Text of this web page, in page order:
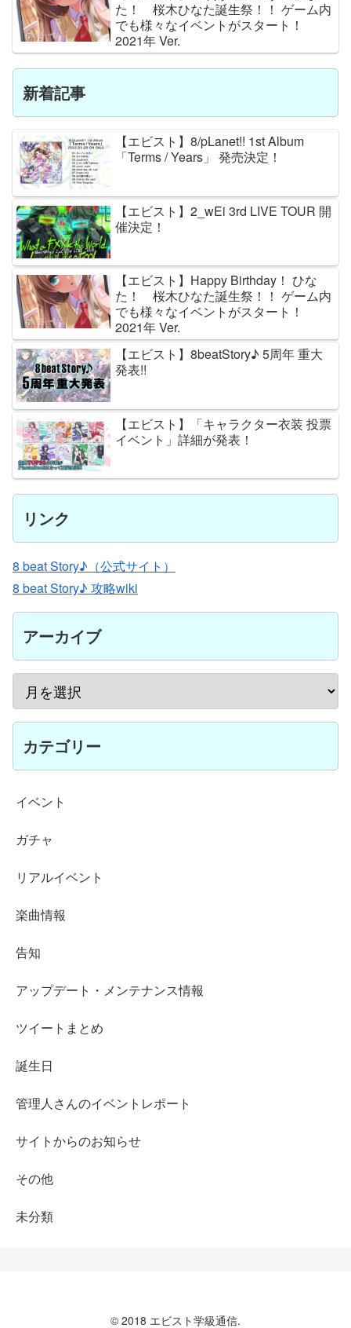
た！ 桜木ひなた誕生祭！！ ゲーム内
でも様々なイベントがスタート！
2021年 Ver.
新着記事
【エビスト】8/pLanet!! 1st Album
「Terms / Years」 発売決定！
【エビスト】2_wEi 3rd LIVE TOUR 開
催決定！
【エビスト】Happy Birthday！ ひな
た！ 桜木ひなた誕生祭！！ ゲーム内
でも様々なイベントがスタート！
2021年 Ver.
【エビスト】8beatStory♪ 5周年 重大
発表!!
【エビスト】「キャラクター衣装 投票
イベント」詳細が発表！
リンク
8 beat Story♪（公式サイト）
8 beat Story♪ 攻略wiki
アーカイブ
カテゴリー
イベント
ガチャ
リアルイベント
楽曲情報
告知
アップデート・メンテナンス情報
ツイートまとめ
誕生日
管理人さんのイベントレポート
サイトからのお知らせ
その他
未分類
© 2018 エビスト学級通信.